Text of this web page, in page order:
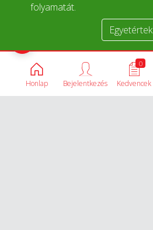
folyamatát.
Egyetértek
Honlap
0
Kedvencek
Bejelentkezés
Termékek összehasonlítása